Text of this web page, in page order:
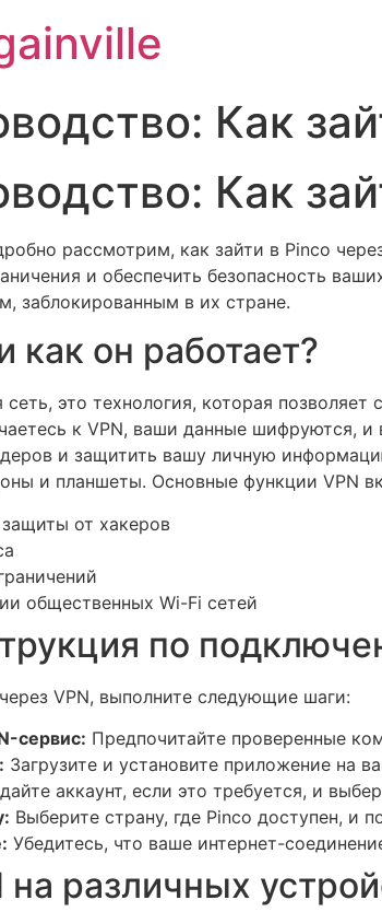
Как
Как
рассмотрим, как зайти в Pinco
и обеспечить безопасность
заблокированным в их стране.
как он работает?
сеть, это технология, которая
к VPN, ваши данные шифруются,
и защитить вашу личную
и планшеты. Основные функции VPN
от хакеров
общественных Wi-Fi сетей
по
VPN, выполните следующие шаги:
сервис: Предпочитайте проверенные
Загрузите и установите приложение на
аккаунт, если это требуется, и
Выберите страну, где Pinco доступен, и
Убедитесь, что ваше интернет-
различных